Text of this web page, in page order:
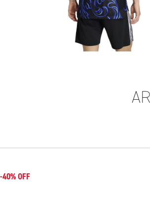
-40% OFF